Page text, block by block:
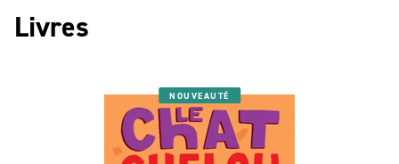
Livres
NOUVEAUTÉ